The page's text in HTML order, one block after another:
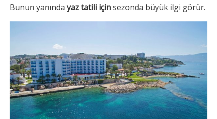
Bunun yanında yaz tatili içinsezonda büyük ilgi görür.